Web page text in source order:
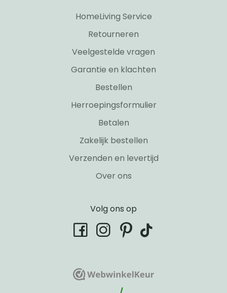
HomeLiving Service
Retourneren
Veelgestelde vragen
Garantie en klachten
Bestellen
Herroepingsformulier
Betalen
Zakelijk bestellen
Verzenden en levertijd
Over ons
Volg ons op
facebookinstagram
pinterest
tiktok
WebwinkelKeurWebwinkelKeur